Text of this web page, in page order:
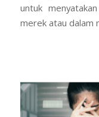
untuk
merek atau dalam